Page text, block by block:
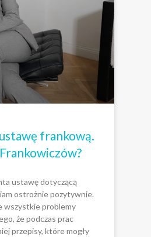
frankową.
ustawę dotyczącą
ostrożnie pozytywnie.
wszystkie problemy
że podczas prac
przepisy, które mogły